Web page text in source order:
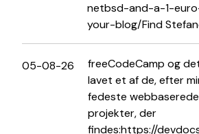
netbsd-and-a-1-
your-blog/Find
05-08-26
freeCodeCamp og
lavet et af de, efter
fedeste
projekter, der
findes:https://